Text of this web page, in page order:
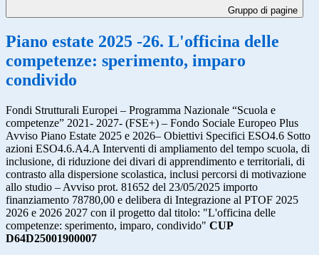
Gruppo di pagine
Piano estate 2025 -26. L'officina delle
competenze: sperimento, imparo
condivido
Fondi Strutturali Europei – Programma Nazionale “Scuola e
competenze” 2021- 2027- (FSE+) – Fondo Sociale Europeo Plus
Avviso Piano Estate 2025 e 2026– Obiettivi Specifici ESO4.6 Sotto
azioni ESO4.6.A4.A Interventi di ampliamento del tempo scuola, di
inclusione, di riduzione dei divari di apprendimento e territoriali, di
contrasto alla dispersione scolastica, inclusi percorsi di motivazione
allo studio – Avviso prot. 81652 del 23/05/2025 importo
finanziamento 78780,00 e delibera di Integrazione al PTOF 2025
2026 e 2026 2027 con il progetto dal titolo: "L'officina delle
competenze: sperimento, imparo, condivido" CUP
D64D25001900007